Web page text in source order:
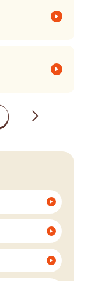
前
ー